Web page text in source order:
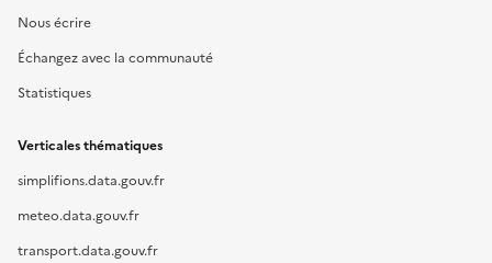
Nous écrire
Échangez avec la communauté
Statistiques
Verticales thématiques
simplifions.data.gouv.fr
meteo.data.gouv.fr
transport.data.gouv.fr